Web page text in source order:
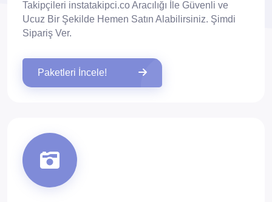
Takipçileri instatakipci.co Aracılığı İle Güvenli ve
Ucuz Bir Şekilde Hemen Satın Alabilirsiniz. Şimdi
Sipariş Ver.
Paketleri İncele!